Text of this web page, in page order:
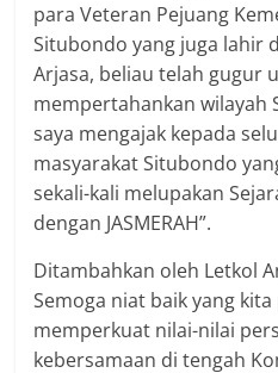
para Veteran Pejuang
Situbondo yang juga lahir
Arjasa, beliau telah gugur
mempertahankan wilayah
saya mengajak kepada
masyarakat Situbondo
sekali-kali melupakan
dengan JASMERAH”.
Ditambahkan oleh Letkol
Semoga niat baik yang
memperkuat nilai-nilai
kebersamaan di tengah